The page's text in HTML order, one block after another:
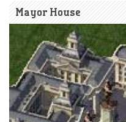
Mayor House